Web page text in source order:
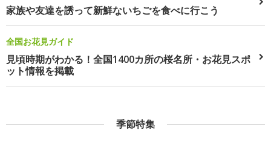
家族や友達を誘って新鮮ないちごを食べに行こう
全国お花見ガイド
見頃時期がわかる！全国1400カ所の桜名所・お花見スポ
ット情報を掲載
季節特集